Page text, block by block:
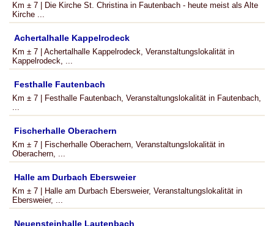
Km ± 7 | Die Kirche St. Christina in Fautenbach - heute meist als Alte
Kirche ...
Achertalhalle Kappelrodeck
Km ± 7 | Achertalhalle Kappelrodeck, Veranstaltungslokalität in
Kappelrodeck, ...
Festhalle Fautenbach
Km ± 7 | Festhalle Fautenbach, Veranstaltungslokalität in Fautenbach,
...
Fischerhalle Oberachern
Km ± 7 | Fischerhalle Oberachern, Veranstaltungslokalität in
Oberachern, ...
Halle am Durbach Ebersweier
Km ± 7 | Halle am Durbach Ebersweier, Veranstaltungslokalität in
Ebersweier, ...
Neuensteinhalle Lautenbach